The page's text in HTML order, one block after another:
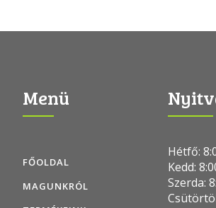
Menü
FŐOLDAL
MAGUNKRÓL
Hétfő:
Kedd:
Szerda: